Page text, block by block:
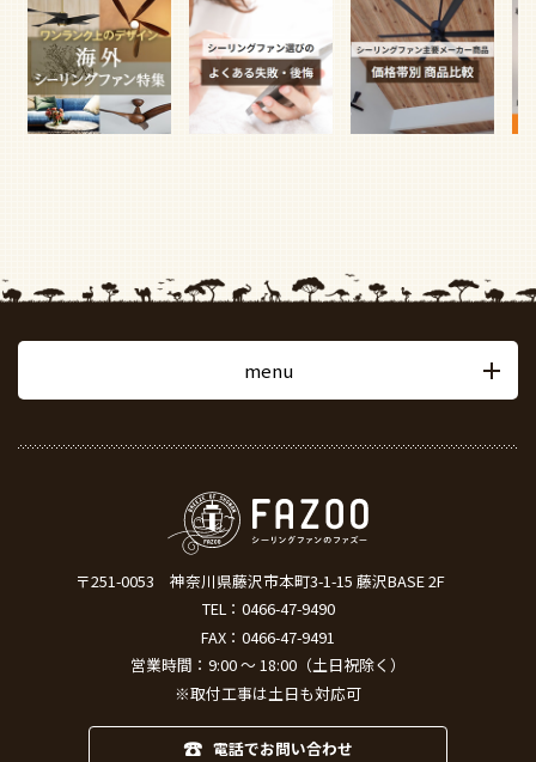
menu
〒251-0053
神奈川県藤沢市本町3-1-15 藤沢BASE 2F
TEL： 0466-47-9490
FAX：0466-47-9491
営業時間：9:00 ～ 18:00（土日祝除く）
※取付工事は土日も対応可
電話でお問い合わせ